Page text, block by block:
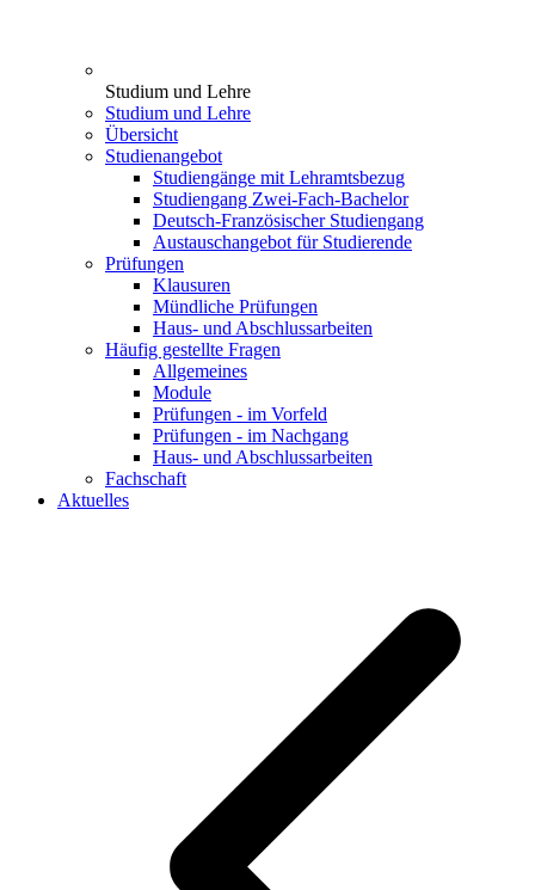
Studium und Lehre
Studium und Lehre
Übersicht
Studienangebot
Studiengänge mit Lehramtsbezug
Studiengang Zwei-Fach-Bachelor
Deutsch-Französischer Studiengang
Austauschangebot für Studierende
Prüfungen
Klausuren
Mündliche Prüfungen
Haus- und Abschlussarbeiten
Häufig gestellte Fragen
Allgemeines
Module
Prüfungen - im Vorfeld
Prüfungen - im Nachgang
Haus- und Abschlussarbeiten
Fachschaft
Aktuelles